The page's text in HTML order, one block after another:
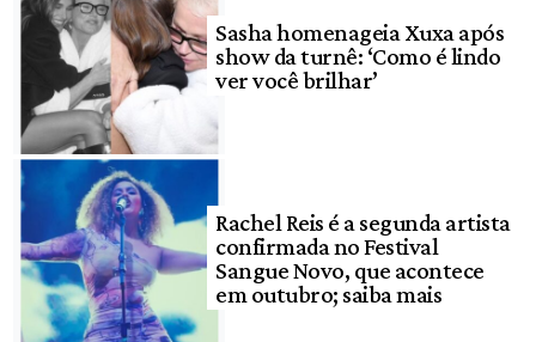
Sasha homenageia Xuxa após
show da turnê: ‘Como é lindo
ver você brilhar’
Rachel Reis é a segunda artista
confirmada no Festival
Sangue Novo, que acontece
em outubro; saiba mais